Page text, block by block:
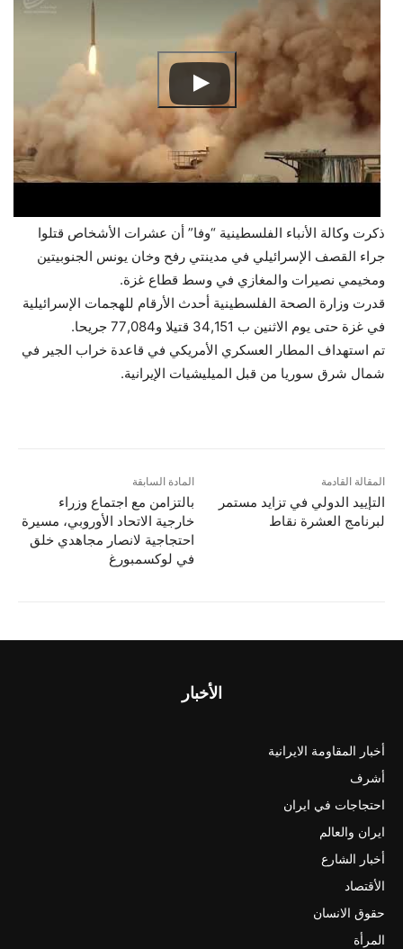
ذكرت وكالة الأنباء الفلسطينية “وفا” أن عشرات الأشخاص قتلوا
جراء القصف الإسرائيلي في مدينتي رفح وخان يونس الجنوبيتين
ومخيمي نصيرات والمغازي في وسط قطاع غزة.
قدرت وزارة الصحة الفلسطينية أحدث الأرقام للهجمات الإسرائيلية
في غزة حتى يوم الاثنين ب 34,151 قتيلا و77,084 جريحا.
تم استهداف المطار العسكري الأمريكي في قاعدة خراب الجير في
شمال شرق سوريا من قبل الميليشيات الإيرانية.
المادة السابقة
بالتزامن مع اجتماع وزراء
خارجية الاتحاد الأوروبي، مسیرة
احتجاجیة لانصار مجاهدي خلق
في لوكسمبورغ
المقالة القادمة
التإييد الدولي في تزايد مستمر
لبرنامج العشرة نقاط
الأخبار
أخبار المقاومة الايرانية
أشرف
احتجاجات في ايران
ايران والعالم
أخبار الشارع
الأقتصاد
حقوق الانسان
المرأة